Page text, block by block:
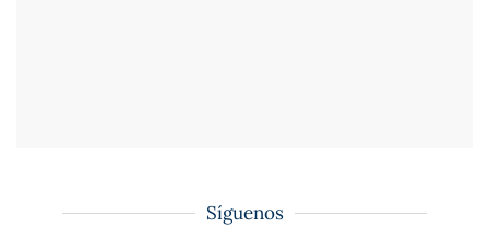
Síguenos